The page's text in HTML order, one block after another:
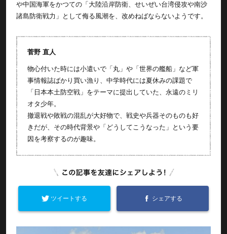
や中国海軍をかつての「大陸沿岸防衛、せいぜい台湾侵攻や南沙
諸島防衛戦力」として侮る風潮を、改めねばならないようです。
菅野 直人
物心付いた時には小遣いで「丸」や「世界の艦船」など軍
事情報誌ばかり買い漁り、中学時代には夏休みの課題で
「日本本土防空戦」をテーマに提出していた、永遠のミリ
オタ少年。
撤退戦や敗戦の混乱が大好物で、戦史や兵器そのものも好
きだが、その時代背景や「どうしてこうなった」という要
因を考察するのが趣味。
ツイートする シェアする